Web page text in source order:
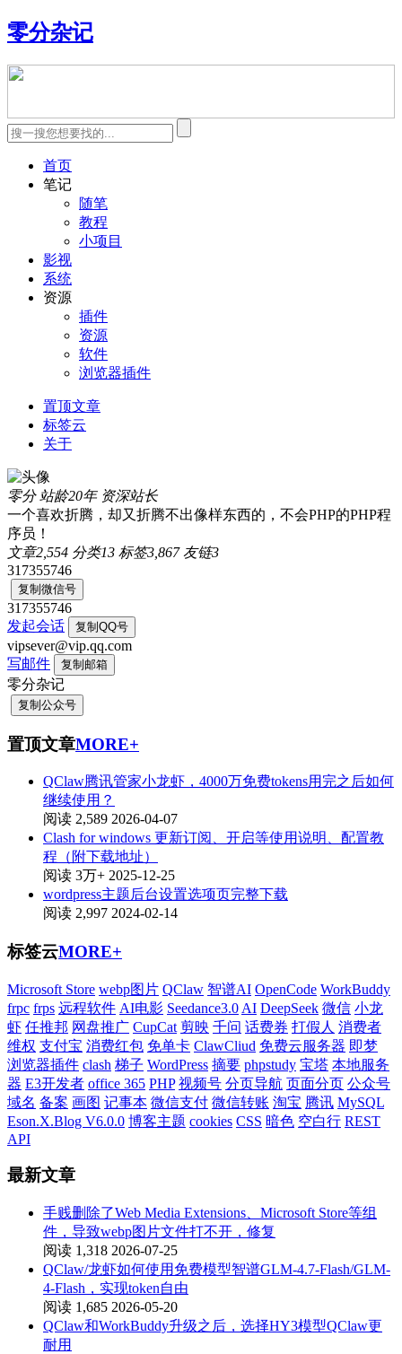
零分杂记
首页
笔记
随笔
教程
小项目
影视
系统
资源
插件
资源
软件
浏览器插件
置顶文章
标签云
关于
零分 站龄20年 资深站长
一个喜欢折腾，却又折腾不出像样东西的，不会PHP的PHP程
序员！
文章2,554 分类13 标签3,867 友链3
317355746
复制微信号
317355746
发起会话
复制QQ号
vipsever@vip.qq.com
写邮件
复制邮箱
零分杂记
复制公众号
置顶文章MORE+
QClaw腾讯管家小龙虾，4000万免费tokens用完之后如何
继续使用？
阅读 2,589 2026-04-07
Clash for windows 更新订阅、开启等使用说明、配置教
程（附下载地址）
阅读 3万+ 2025-12-25
wordpress主题后台设置选项页完整下载
阅读 2,997 2024-02-14
标签云MORE+
Microsoft Store webp图片 QClaw 智谱AI OpenCode WorkBuddy
frpc frps 远程软件 AI电影 Seedance3.0 AI DeepSeek 微信 小龙
虾 任推邦 网盘推广 CupCat 剪映 千问 话费券 打假人 消费者
维权 支付宝 消费红包 免单卡 ClawCliud 免费云服务器 即梦
浏览器插件 clash 梯子 WordPress 摘要 phpstudy 宝塔 本地服务
器 E3开发者 office 365 PHP 视频号 分页导航 页面分页 公众号
域名 备案 画图 记事本 微信支付 微信转账 淘宝 腾讯 MySQL
Eson.X.Blog V6.0.0 博客主题 cookies CSS 暗色 空白行 REST
API
最新文章
手贱删除了Web Media Extensions、Microsoft Store等组
件，导致webp图片文件打不开，修复
阅读 1,318 2026-07-25
QClaw/龙虾如何使用免费模型智谱GLM-4.7-Flash/GLM-
4-Flash，实现token自由
阅读 1,685 2026-05-20
QClaw和WorkBuddy升级之后，选择HY3模型QClaw更
耐用